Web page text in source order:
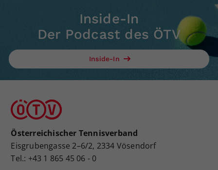
Inside-In
Der Podcast des ÖTV
Inside-In
Österreichischer Tennisverband
Eisgrubengasse 2–6/2, 2334 Vösendorf
Tel.: +43 1 865 45 06 - 0